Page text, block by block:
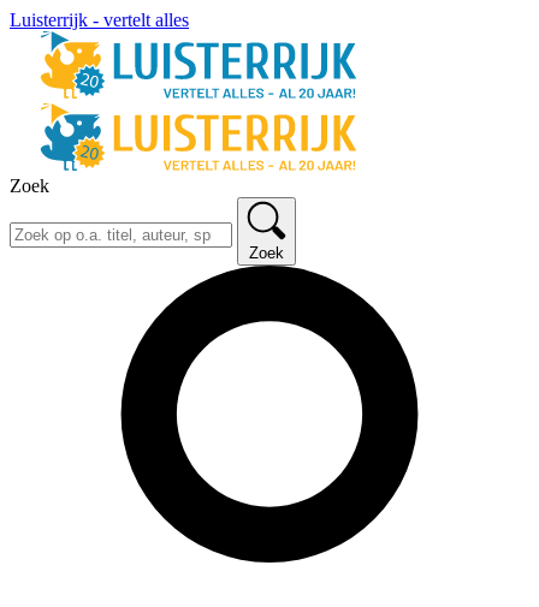
Luisterrijk - vertelt alles
Zoek
Zoek